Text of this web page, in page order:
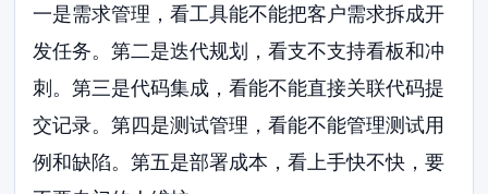
一是需求管理，看工具能不能把客户需求拆成开
发任务。第二是迭代规划，看支不支持看板和冲
刺。第三是代码集成，看能不能直接关联代码提
交记录。第四是测试管理，看能不能管理测试用
例和缺陷。第五是部署成本，看上手快不快，要